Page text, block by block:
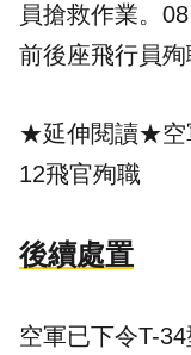
員搶救作業。
前後座飛行員殉
★延伸閱讀★空
12飛官殉職
後續處置
空軍已下令T-